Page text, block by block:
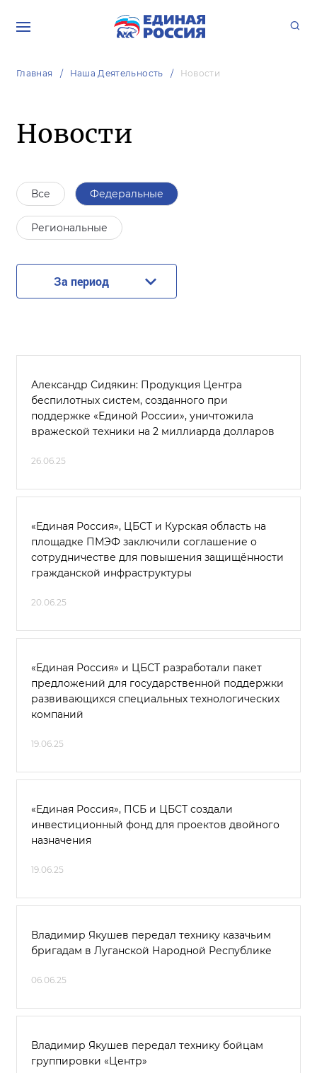
Главная Наша Деятельность Новости
Новости
Все Федеральные
Региональные
За период
Александр Сидякин: Продукция Центра
беспилотных систем, созданного при
поддержке «Единой России», уничтожила
вражеской техники на 2 миллиарда долларов
26.06.25
«Единая Россия», ЦБСТ и Курская область на
площадке ПМЭФ заключили соглашение о
сотрудничестве для повышения защищённости
гражданской инфраструктуры
20.06.25
«Единая Россия» и ЦБСТ разработали пакет
предложений для государственной поддержки
развивающихся специальных технологических
компаний
19.06.25
«Единая Россия», ПСБ и ЦБСТ создали
инвестиционный фонд для проектов двойного
назначения
19.06.25
Владимир Якушев передал технику казачьим
бригадам в Луганской Народной Республике
06.06.25
Владимир Якушев передал технику бойцам
группировки «Центр»